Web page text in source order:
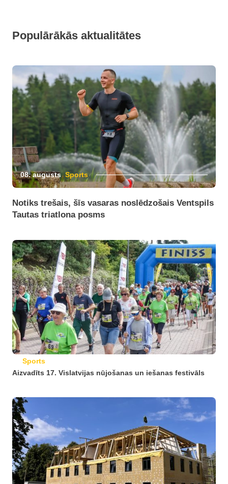
Populārākās aktualitātes
08. augusts Sports
Notiks trešais, šīs vasaras noslēdzošais Ventspils
Tautas triatlona posms
Sports
Aizvadīts 17. Vislatvijas nūjošanas un iešanas festivāls